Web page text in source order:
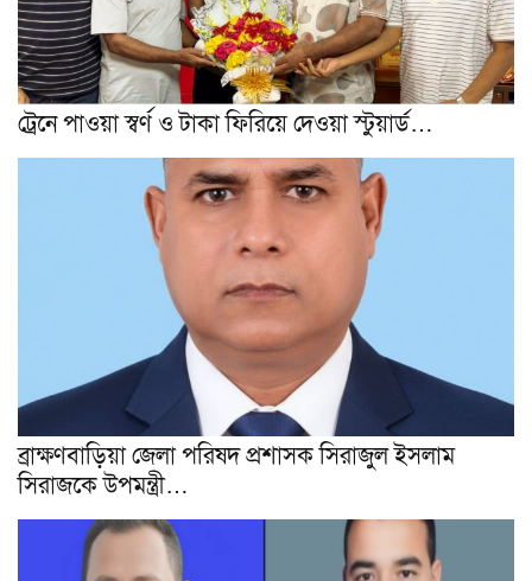
ট্রেনে পাওয়া স্বর্ণ ও টাকা ফিরিয়ে দেওয়া স্টুয়ার্ড…
ব্রাক্ষণবাড়িয়া জেলা পরিষদ প্রশাসক সিরাজুল ইসলাম
সিরাজকে উপমন্ত্রী…